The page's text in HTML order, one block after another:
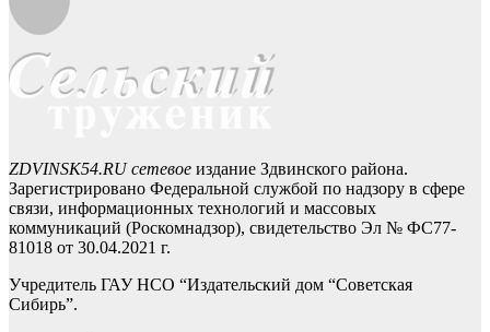
ZDVINSK54.RU сетевое издание Здвинского района.
Зарегистрировано Федеральной службой по надзору в сфере
связи, информационных технологий и массовых
коммуникаций (Роскомнадзор), свидетельство Эл № ФС77-
81018 от 30.04.2021 г.
Учредитель ГАУ НСО “Издательский дом “Советская
Сибирь”.